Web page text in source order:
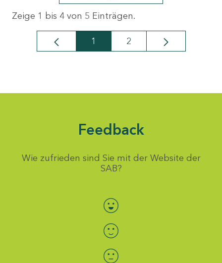
Zeige 1 bis 4 von 5 Einträgen.
Seite
1 Seite
2
Feedback
Wie zufrieden sind Sie mit der Website der
SAB?
Bewertung auswählen